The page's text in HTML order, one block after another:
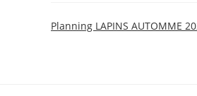
Planning LAPINS AUTOMME